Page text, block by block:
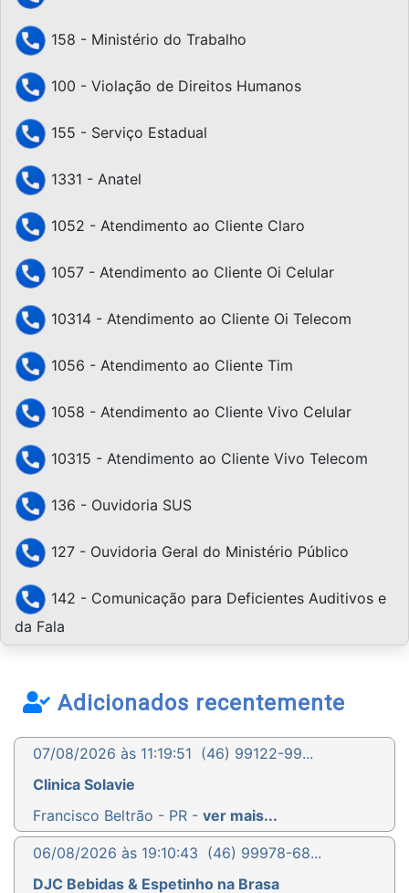
158 - Ministério do Trabalho
100 - Violação de Direitos Humanos
155 - Serviço Estadual
1331 - Anatel
1052 - Atendimento ao Cliente Claro
1057 - Atendimento ao Cliente Oi Celular
10314 - Atendimento ao Cliente Oi Telecom
1056 - Atendimento ao Cliente Tim
1058 - Atendimento ao Cliente Vivo Celular
10315 - Atendimento ao Cliente Vivo Telecom
136 - Ouvidoria SUS
127 - Ouvidoria Geral do Ministério Público
142 - Comunicação para Deficientes Auditivos e
da Fala
Adicionados recentemente
07/08/2026 às 11:19:51 (46) 99122-99...
Clinica Solavie
Francisco Beltrão - PR - ver mais...
06/08/2026 às 19:10:43 (46) 99978-68...
DJC Bebidas & Espetinho na Brasa